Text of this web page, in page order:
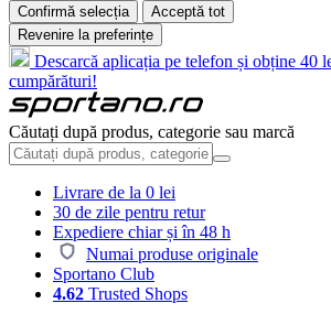
Confirmă selecția
Acceptă tot
Revenire la preferințe
Descarcă aplicația pe telefon și obține 40
cumpărături!
Căutați după produs, categorie sau marcă
Livrare de la 0 lei
30 de zile pentru retur
Expediere chiar și în 48 h
Numai produse originale
Sportano Club
4.62 Trusted Shops